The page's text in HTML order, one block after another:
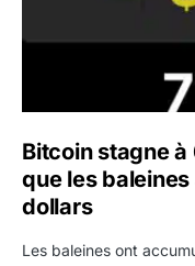
Bitcoin stagne
que les
dollars
Les baleines ont